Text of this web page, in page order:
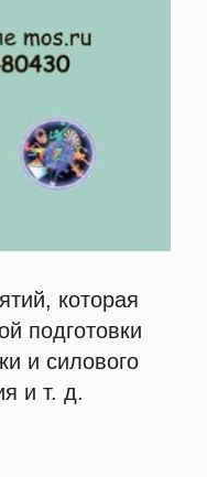
которая
подготовки
и силового
и т. д.